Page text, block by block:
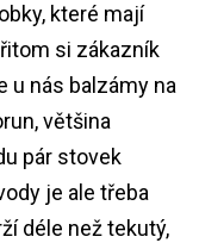
které mají
si zákazník
u nás balzámy na
většina
pár stovek
je ale třeba
déle než tekutý,